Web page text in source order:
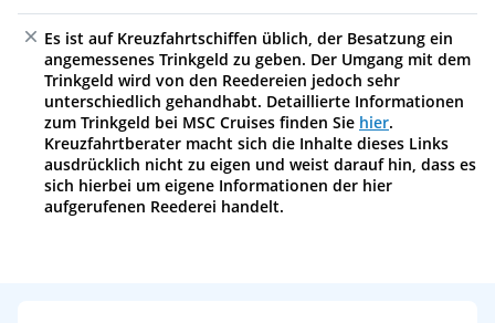
Es ist auf Kreuzfahrtschiffen üblich, der Besatzung ein
angemessenes Trinkgeld zu geben. Der Umgang mit dem
Trinkgeld wird von den Reedereien jedoch sehr
unterschiedlich gehandhabt. Detaillierte Informationen
zum Trinkgeld bei MSC Cruises finden Sie hier.
Kreuzfahrtberater macht sich die Inhalte dieses Links
ausdrücklich nicht zu eigen und weist darauf hin, dass es
sich hierbei um eigene Informationen der hier
aufgerufenen Reederei handelt.